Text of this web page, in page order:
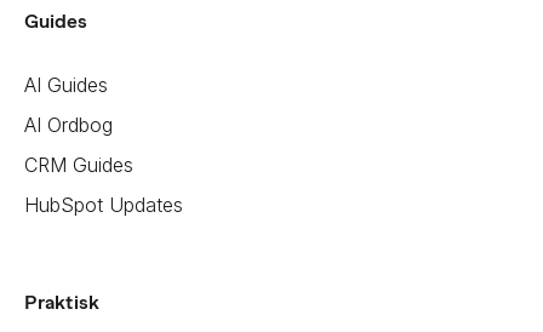
Guides
AI Guides
AI Ordbog
CRM Guides
HubSpot Updates
Praktisk